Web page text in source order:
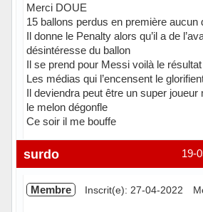
Merci DOUE
15 ballons perdus en première aucun
Il donne le Penalty alors qu’il a de
désintéresse du ballon
Il se prend pour Messi voilà le résultat
Les médias qui l’encensent le
Il deviendra peut être un super joueur
le melon dégonfle
Ce soir il me bouffe
Hors ligne 19-
surdo
Membre Inscrit(e): 27-04-2022